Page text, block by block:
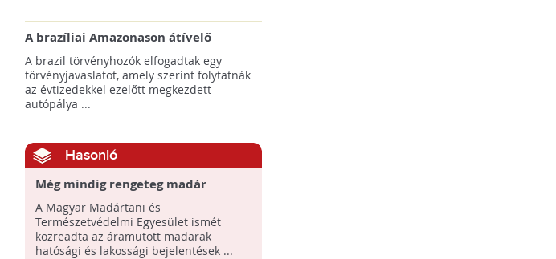
A brazíliai Amazonason átívelő
autópálya robbanásszerű illegális
erdőirtást indíthat el
A brazil törvényhozók elfogadtak egy
törvényjavaslatot, amely szerint folytatnák
az évtizedekkel ezelőtt megkezdett
autópálya ...
Hasonló
Még mindig rengeteg madár
pusztul el áramütéstől hazánkban
A Magyar Madártani és
Természetvédelmi Egyesület ismét
közreadta az áramütött madarak
hatósági és lakossági bejelentések ...